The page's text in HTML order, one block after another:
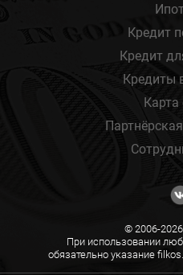
Кредит
Кредит
Кредиты
Карта
© 2006-
При использовании
обязательно указание